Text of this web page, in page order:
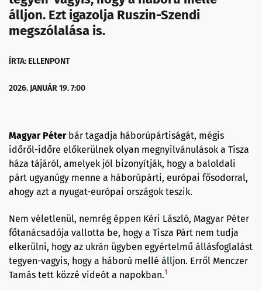
álljon. Ezt igazolja Ruszin-Szendi
megszólalása is.
ÍRTA: ELLENPONT
2026. JANUÁR 19. 7:00
Magyar Péterbár tagadja háborúpártiságát, mégis
időről-időre előkerülnek olyan megnyilvánulások a Tisza
háza tájáról, amelyek jól bizonyítják, hogy a baloldali
párt ugyanúgy menne a háborúpárti, európai fősodorral,
ahogy azt a nyugat-európai országok teszik.
Nem véletlenül, nemrég éppen Kéri László, Magyar Péter
főtanácsadója vallotta be, hogy a Tisza Párt nem tudja
elkerülni, hogy az ukrán ügyben egyértelmű állásfoglalást
tegyen-vagyis, hogy a háború mellé álljon. Erről Menczer
Tamás tett közzé videót a napokban.1